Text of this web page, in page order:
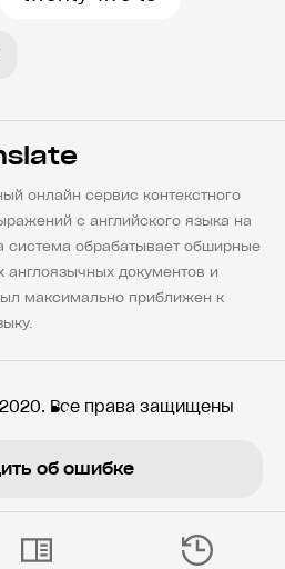
онлайн сервис контекстного
с английского языка на
система обрабатывает обширные
англоязычных документов и
максимально приближен к
Все права защищены
об ошибке